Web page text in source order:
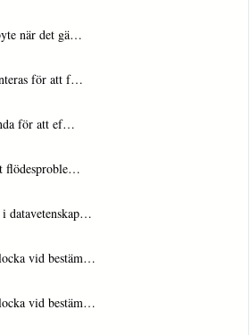
när det gä…
för att f…
för att ef…
flödesproble…
i datavetenskap…
vid bestäm…
vid bestäm…